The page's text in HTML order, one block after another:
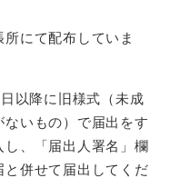
にて配布していま
以降に旧様式（未成
いもの）で届出をす
し、「届出人署名」欄
併せて届出してくだ